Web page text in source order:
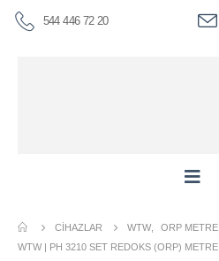
544 446 72 20
CIHAZLAR WTW
ORP METRE
WTW | PH 3210 SET REDOKS (ORP) METRE